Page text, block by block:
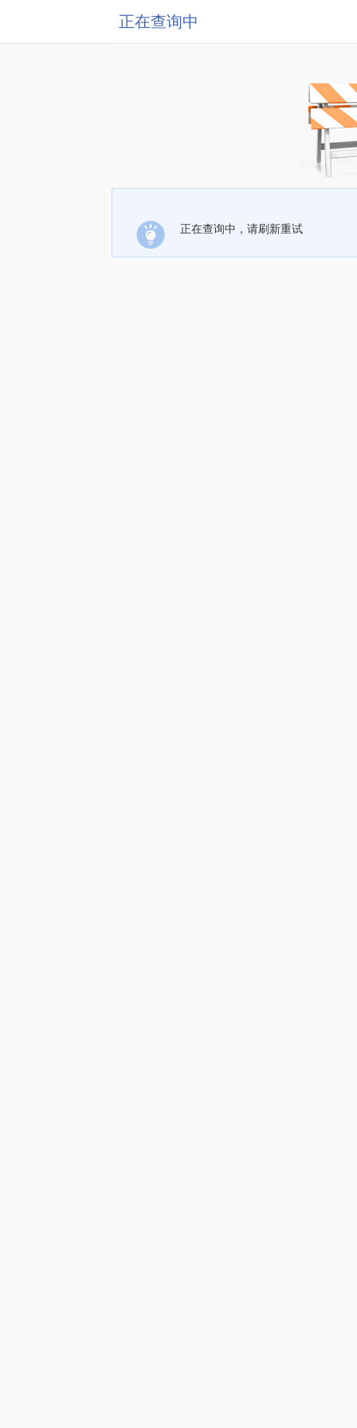
正在查询中
正在查询中，请刷新重试